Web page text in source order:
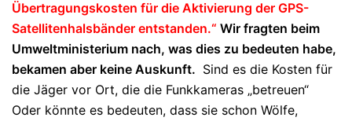
Übertragungskosten für die Aktivierung der GPS-
Satellitenhalsbänder entstanden.“ Wir fragten beim
Umweltministerium nach, was dies zu bedeuten habe,
bekamen aber keine Auskunft. Sind es die Kosten für
die Jäger vor Ort, die die Funkkameras „betreuen“
Oder könnte es bedeuten, dass sie schon Wölfe,